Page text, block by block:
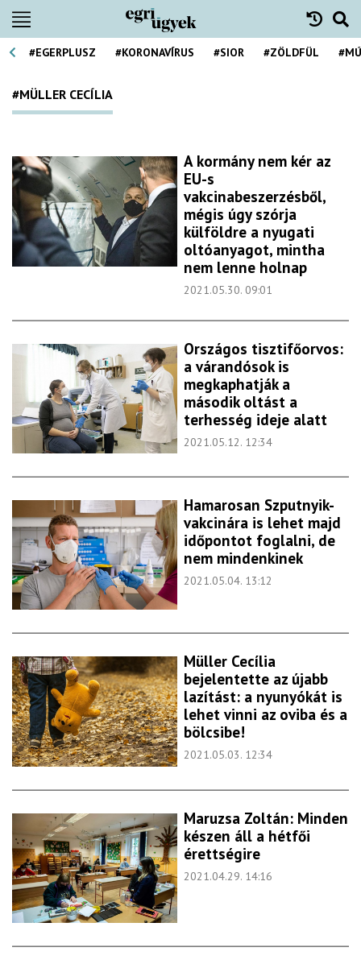
#EGERPLUSZ #KORONAVÍRUS #SIOR #ZÖLDFÜL
#MÜLLER CECÍLIA
A kormány nem kér az
EU-s
vakcinabeszerzésből,
mégis úgy szórja
külföldre a nyugati
oltóanyagot, mintha
nem lenne holnap
2021.05.30. 09:01
Országos tisztifőorvos:
a várandósok is
megkaphatják a
második oltást a
terhesség ideje alatt
2021.05.12. 12:34
Hamarosan Szputnyik-
vakcinára is lehet majd
időpontot foglalni, de
nem mindenkinek
2021.05.04. 13:12
Müller Cecília
bejelentette az újabb
lazítást: a nyunyókát is
lehet vinni az oviba és a
bölcsibe!
2021.05.03. 12:34
Maruzsa Zoltán: Minden
készen áll a hétfői
érettségire
2021.04.29. 14:16